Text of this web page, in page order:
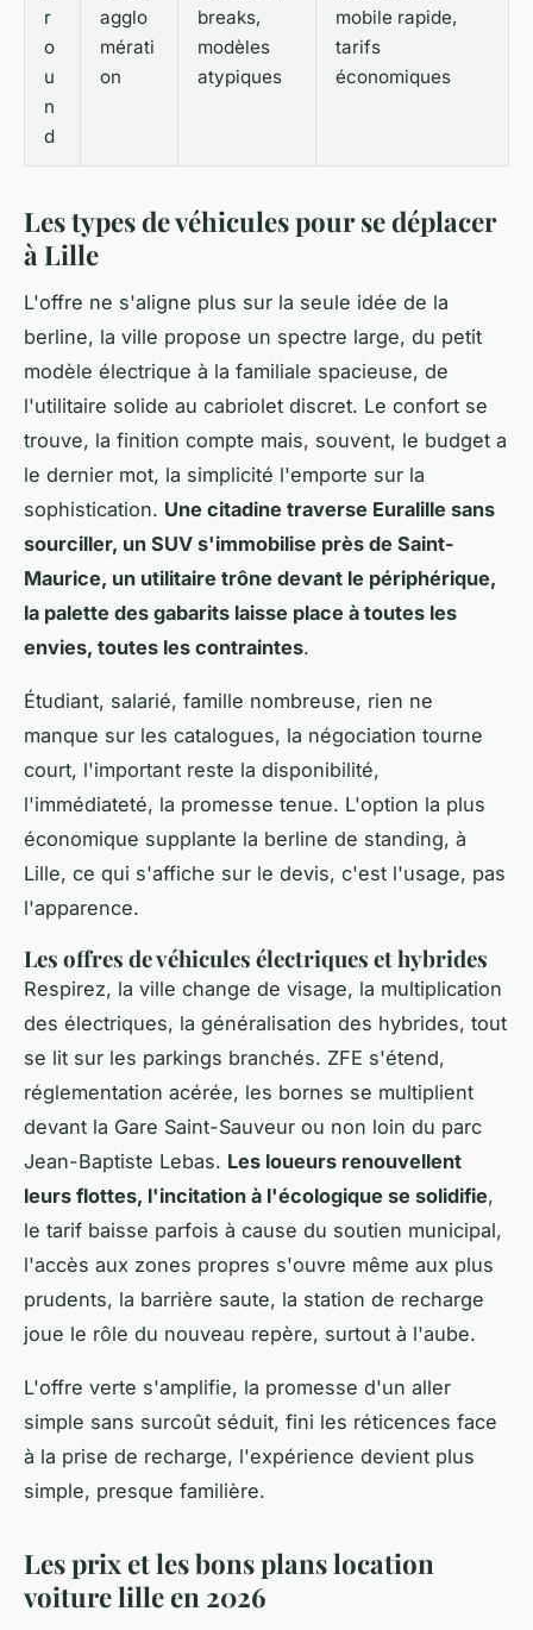
r
o
u
n
d
agglo
mérati
on
breaks,
modèles
atypiques
mobile rapide,
tarifs
économiques
Les types de véhicules pour se déplacer
à Lille
L'offre ne s'aligne plus sur la seule idée de la
berline, la ville propose un spectre large, du petit
modèle électrique à la familiale spacieuse, de
l'utilitaire solide au cabriolet discret. Le confort se
trouve, la finition compte mais, souvent, le budget a
le dernier mot, la simplicité l'emporte sur la
sophistication. Une citadine traverse Euralille sans
sourciller, un SUV s'immobilise près de Saint-
Maurice, un utilitaire trône devant le périphérique,
la palette des gabarits laisse place à toutes les
envies, toutes les contraintes.
Étudiant, salarié, famille nombreuse, rien ne
manque sur les catalogues, la négociation tourne
court, l'important reste la disponibilité,
l'immédiateté, la promesse tenue. L'option la plus
économique supplante la berline de standing, à
Lille, ce qui s'affiche sur le devis, c'est l'usage, pas
l'apparence.
Les offres de véhicules électriques et hybrides
Respirez, la ville change de visage, la multiplication
des électriques, la généralisation des hybrides, tout
se lit sur les parkings branchés. ZFE s'étend,
réglementation acérée, les bornes se multiplient
devant la Gare Saint-Sauveur ou non loin du parc
Jean-Baptiste Lebas. Les loueurs renouvellent
leurs flottes, l'incitation à l'écologique se solidifie,
le tarif baisse parfois à cause du soutien municipal,
l'accès aux zones propres s'ouvre même aux plus
prudents, la barrière saute, la station de recharge
joue le rôle du nouveau repère, surtout à l'aube.
L'offre verte s'amplifie, la promesse d'un aller
simple sans surcoût séduit, fini les réticences face
à la prise de recharge, l'expérience devient plus
simple, presque familière.
Les prix et les bons plans location
voiture lille en 2026